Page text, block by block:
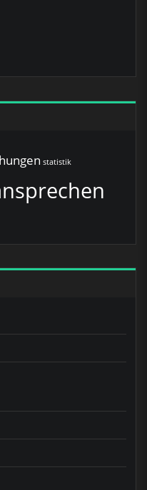
statistik